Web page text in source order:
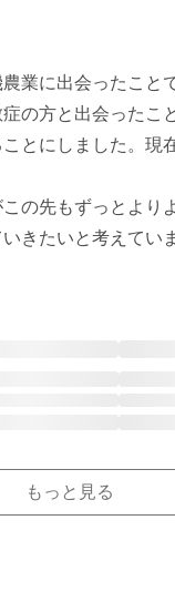
業に出会ったこと
の方と出会ったこ
とにしました。現
の先もずっとより
きたいと考えてい
もっと見る